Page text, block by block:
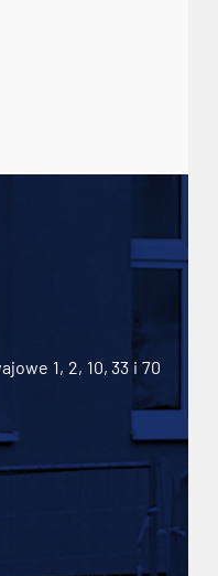
1, 2, 10, 33 i 70